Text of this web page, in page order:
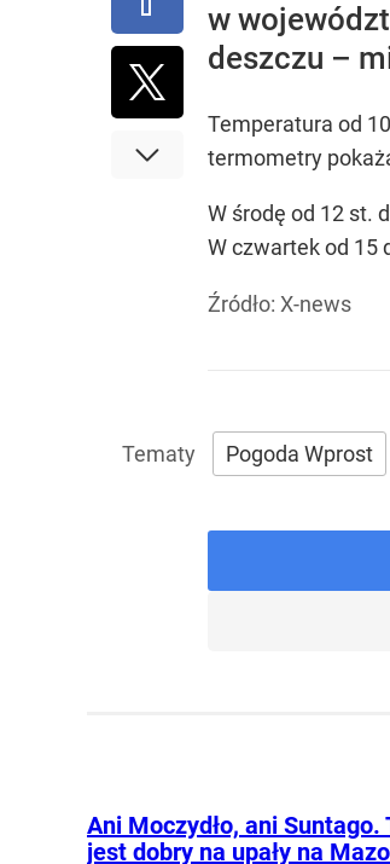
w
deszczu –
Temperatura od
termometry
W środę od 12 st.
W czwartek od 15
Źródło: X-news
Pogoda Wprost
Ani Moczydło, ani Suntago.
jest dobry na upały na